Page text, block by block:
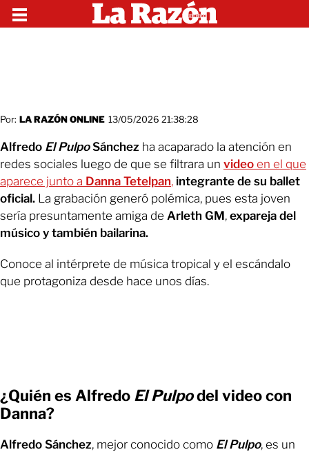
Por: LA RAZÓN ONLINE 13/05/2026 21:38:28
Alfredo El PulpoSánchez ha acaparado la atención en
redes sociales luego de que se filtrara un video en el que
aparece junto a Danna Tetelpan, integrante de su ballet
oficial. La grabación generó polémica, pues esta joven
sería presuntamente amiga de Arleth GM, expareja del
músico y también bailarina.
Conoce al intérprete de música tropical y el escándalo
que protagoniza desde hace unos días.
¿Quién es Alfredo El Pulpodel video con
Danna?
Alfredo Sánchez, mejor conocido como El Pulpo, es un